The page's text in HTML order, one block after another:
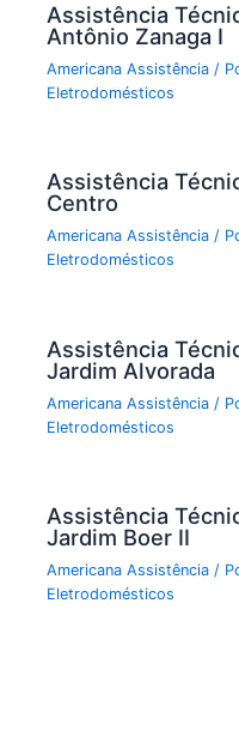
Assistência
Antônio Zanaga I
Americana Assistência /
Eletrodomésticos
Assistência
Centro
Americana Assistência /
Eletrodomésticos
Assistência
Jardim Alvorada
Americana Assistência /
Eletrodomésticos
Assistência
Jardim Boer II
Americana Assistência /
Eletrodomésticos